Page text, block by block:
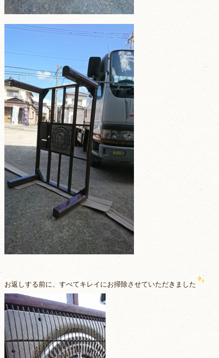
お返しする前に、すべてキレイにお掃除させていただきました